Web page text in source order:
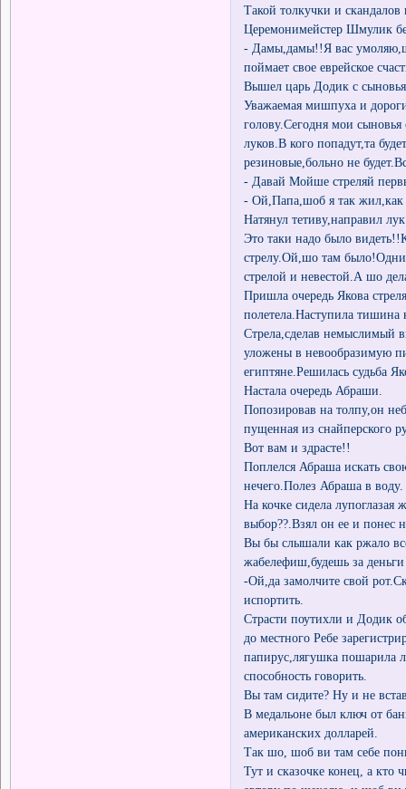
Такой толкучки и
Церемонимейстер Шмулик
- Дамы,дамы!!Я вас
поймает свое еврейское
Вышел царь Додик с
Уважаемая мишпуха и
голову.Сегодня мои
луков.В кого попадут,та
резиновые,больно не
- Давай Мойше стреляй
- Ой,Папа,шоб я так
Натянул тетиву,направил
Это таки надо было
стрелу.Ой,шо там было!Одни
стрелой и невестой.А шо
Пришла очередь Якова
полетела.Наступила
Стрела,сделав немыслимый
уложены в невообразимую
египтяне.Решилась судьба
Настала очередь Абраши.
Попозировав на толпу,он
пущенная из снайперского
Вот вам и здрасте!!
Поплелся Абраша искать
нечего.Полез Абраша в воду.
На кочке сидела лупоглазая
выбор??.Взял он ее и понес
Вы бы слышали как ржало
жабелефиш,будешь за
-Ой,да замолчите свой
испортить.
Страсти поутихли и Додик
до местного Ребе
папирус,лягушка пошарила
способность говорить.
Вы там сидите? Ну и не
В медальоне был ключ от
американских долларей.
Так шо, шоб ви там себе
Тут и сказочке конец, а кто